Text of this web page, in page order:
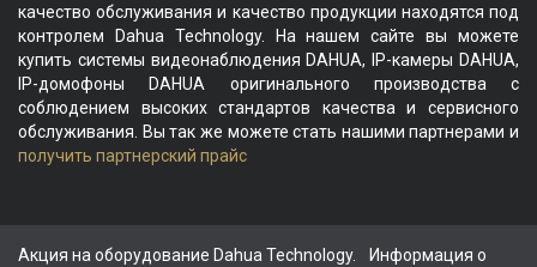
качество обслуживания и качество продукции находятся под
контролем Dahua Technology. На нашем сайте вы можете
купить системы видеонаблюдения DAHUA, IP-камеры DAHUA,
IP-домофоны DAHUA оригинального производства с
соблюдением высоких стандартов качества и сервисного
обслуживания. Вы так же можете стать нашими партнерами и
получить партнерский прайс
Акция на оборудование Dahua Technology. Информация о